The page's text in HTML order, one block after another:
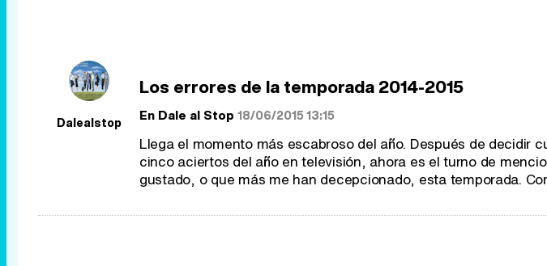
Dalealstop
Los errores de la temporada 2014-2015
En Dale al Stop 18/06/2015 13:15
Llega el momento más escabroso del año. Después de decidir
cinco aciertos del año en televisión, ahora es el turno de
gustado, o que más me han decepcionado, esta temporada.